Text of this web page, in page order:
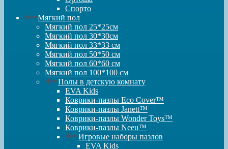
Спорто
Мягкий пол
Мягкий пол 25*25см
Мягкий пол 30*30см
Мягкий пол 33*33 см
Мягкий пол 50*50 см
Мягкий пол 60*60 см
Мягкий пол 100*100 см
Полы в детскую комнату
EVA Kids
Коврики-пазлы Eco Cover™
Коврики-пазлы Janett™
Коврики-пазлы Wonder Toys™
Коврики-пазлы Neeu™
Игровые наборы пазлов
EVA Kids